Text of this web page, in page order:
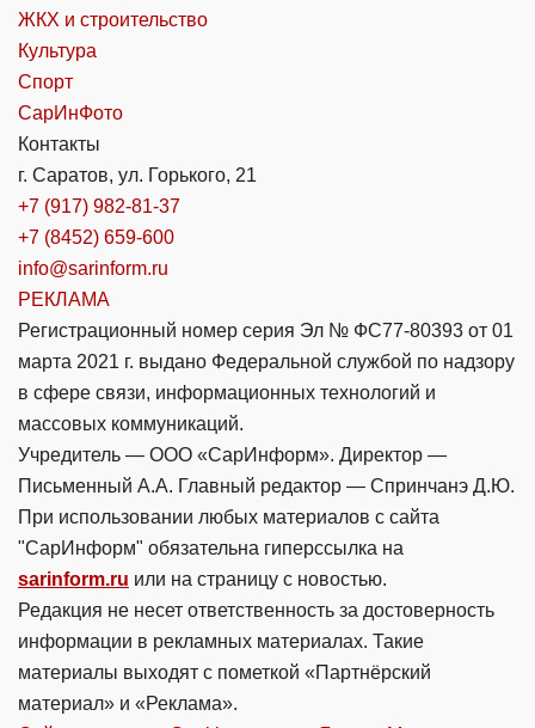
ЖКХ и строительство
Культура
Спорт
СарИнФото
Контакты
г. Саратов, ул. Горького, 21
+7 (917) 982-81-37
+7 (8452) 659-600
info@sarinform.ru
РЕКЛАМА
Регистрационный номер серия Эл № ФС77-80393 от 01
марта 2021 г. выдано Федеральной службой по надзору
в сфере связи, информационных технологий и
массовых коммуникаций.
Учредитель — ООО «СарИнформ». Директор —
Письменный А.А. Главный редактор — Спринчанэ Д.Ю.
При использовании любых материалов с сайта
"СарИнформ" обязательна гиперссылка на
sarinform.ru или на страницу с новостью.
Редакция не несет ответственность за достоверность
информации в рекламных материалах. Такие
материалы выходят с пометкой «Партнёрский
материал» и «Реклама».